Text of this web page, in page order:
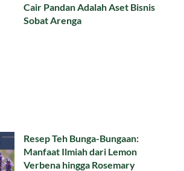
Cair Pandan Adalah Aset Bisnis
Sobat Arenga
Resep Teh Bunga-Bungaan:
Manfaat Ilmiah dari Lemon
Verbena hingga Rosemary